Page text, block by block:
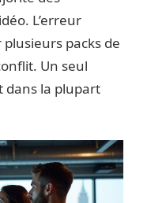
L’erreur
packs de
Un seul
dans la plupart